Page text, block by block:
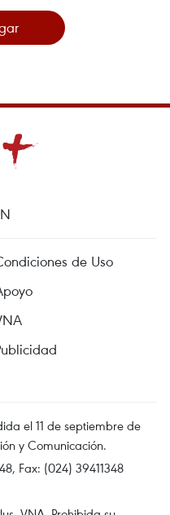
de Uso
el 11 de septiembre de
y Comunicación.
Fax: (024) 39411348